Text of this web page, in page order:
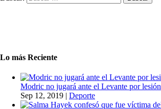
Lo más Reciente
Modric no jugará ante el Levante por lesión
Sep 12, 2019 | Deporte